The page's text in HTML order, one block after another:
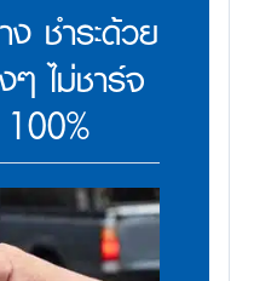
ง ชำระด้วย
ๆ ไม่ชาร์จ